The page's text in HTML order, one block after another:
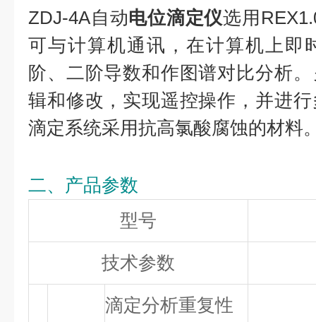
ZDJ-4A自动电位滴定仪选用
可与计算机通讯，在计算机上即
阶、二阶导数和作图谱对比分析
辑和修改，实现遥控操作，并进
滴定系统采用抗高氯酸腐蚀的材料
二、产品参数
型号
技术参数
滴定分析重复性